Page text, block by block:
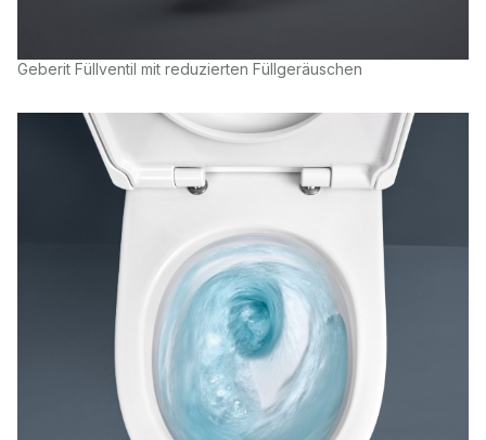
Geberit Füllventil mit reduzierten Füllgeräuschen